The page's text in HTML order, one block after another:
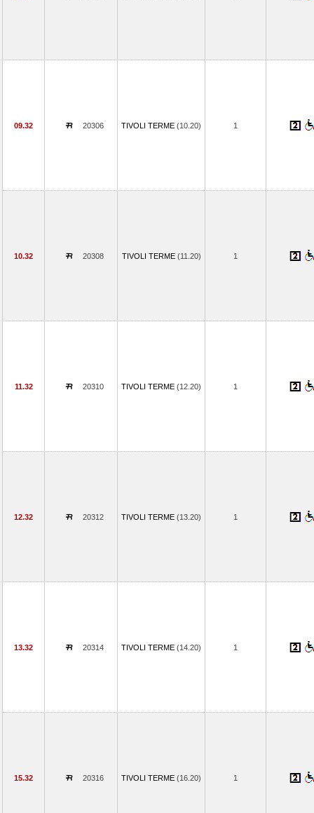
09.32 20306 TIVOLI TERME (10.20) 1
10.32 20308 TIVOLI TERME (11.20) 1
11.32 20310 TIVOLI TERME (12.20) 1
12.32 20312 TIVOLI TERME (13.20) 1
13.32 20314 TIVOLI TERME (14.20) 1
15.32 20316 TIVOLI TERME (16.20) 1